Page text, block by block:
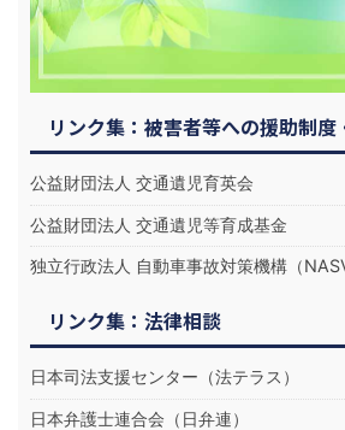
リンク集：被害者等への援助制度
公益財団法人 交通遺児育英会
公益財団法人 交通遺児等育成基金
独立行政法人 自動車事故対策機構（
リンク集：法律相談
日本司法支援センター（法テラス）
日本弁護士連合会（日弁連）